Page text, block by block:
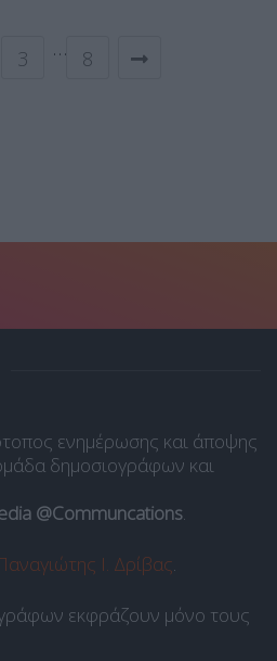
3 … 8
ενημέρωσης και άποψης
δημοσιογράφων και
@Communcations.
Ι. Δρίβας.
εκφράζουν μόνο τους